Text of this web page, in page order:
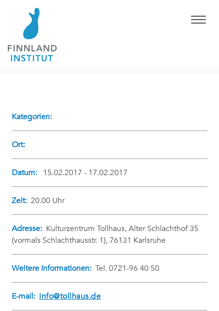
Kategorien:
Ort:
Datum: 15.02.2017 - 17.02.2017
Zeit: 20.00 Uhr
Adresse: Kulturzentrum Tollhaus, Alter Schlachthof 35
(vormals Schlachthausstr. 1), 76131 Karlsruhe
Weitere Informationen: Tel. 0721-96 40 50
E-mail: info@tollhaus.de